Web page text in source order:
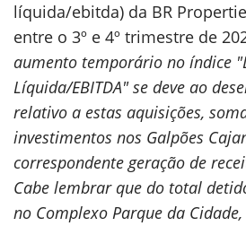
líquida/ebitda) da BR
entre o 3º e 4º trimestre de
aumento temporário no índice
Líquida/EBITDA" se deve ao
relativo a estas aquisições,
investimentos nos Galpões
correspondente geração de
Cabe lembrar que do total
no Complexo Parque da